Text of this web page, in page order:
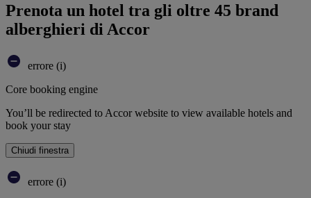
Prenota un hotel tra gli oltre 45 brand
alberghieri di Accor
errore (i)
Core booking engine
You’ll be redirected to Accor website to view available hotels and
book your stay
Chiudi finestra
errore (i)